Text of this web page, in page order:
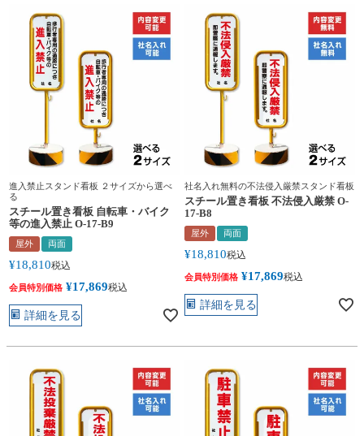
進入禁止スタンド看板 ２サイズから選べ
る
スチール置き看板 自転車・バイク
等の進入禁止 O-17-B9
屋外 両面
¥18,810税込
会員特別価格 ¥17,869税込
詳細を見る
社名入れ無料の不法侵入厳禁スタンド看板
スチール置き看板 不法侵入厳禁 O-
17-B8
屋外 両面
¥18,810税込
会員特別価格 ¥17,869税込
詳細を見る